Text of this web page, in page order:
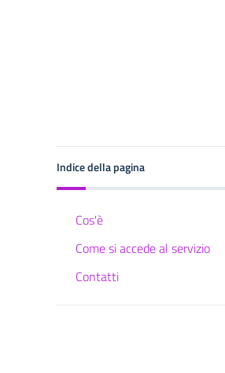
Indice della pagina
Cos'è
Come si accede al servizio
Contatti